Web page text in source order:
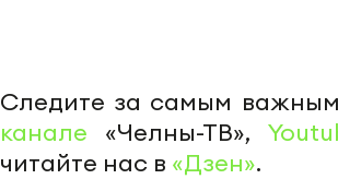
Следите за самым
канале «Челны-ТВ»,
читайте нас в «Дзен».